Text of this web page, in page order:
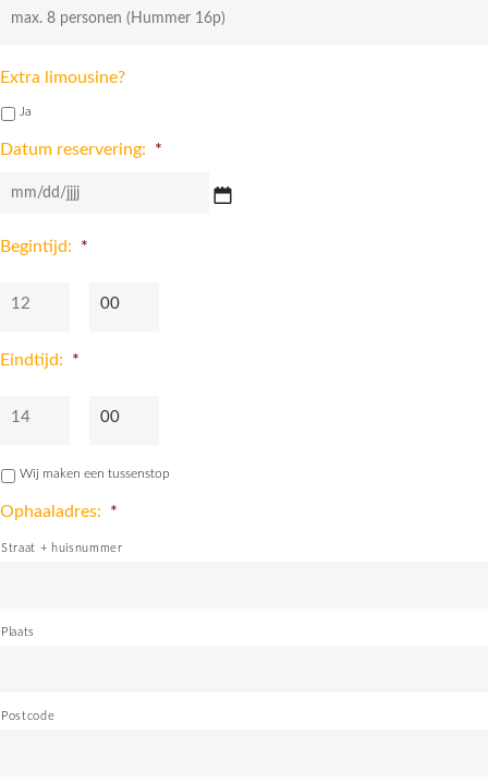
Extra limousine?
Ja
Datum reservering: *
slash
slash
Begintijd: *
Eindtijd: *
Wij maken een tussenstop
Ophaaladres: *
Straat + huisnummer
Plaats
Postcode